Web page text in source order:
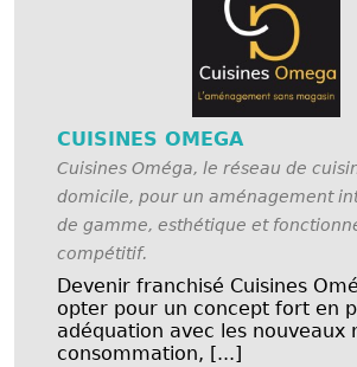
CUISINES OMEGA
Cuisines Oméga, le réseau de
domicile, pour un aménagement
de gamme, esthétique et
compétitif.
Devenir franchisé Cuisines
opter pour un concept fort en
adéquation avec les nouveaux
consommation, [...]